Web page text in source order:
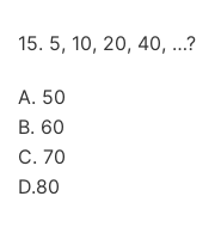
15. 5, 10, 20, 40, …?
A. 50
B. 60
C. 70
D.80